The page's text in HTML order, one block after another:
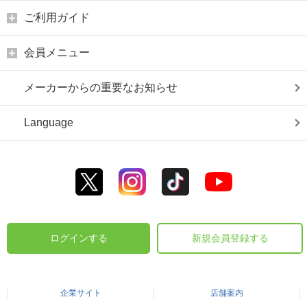
ご利用ガイド
会員メニュー
メーカーからの重要なお知らせ
Language
ログインする 新規会員登録する
企業サイト 店舗案内